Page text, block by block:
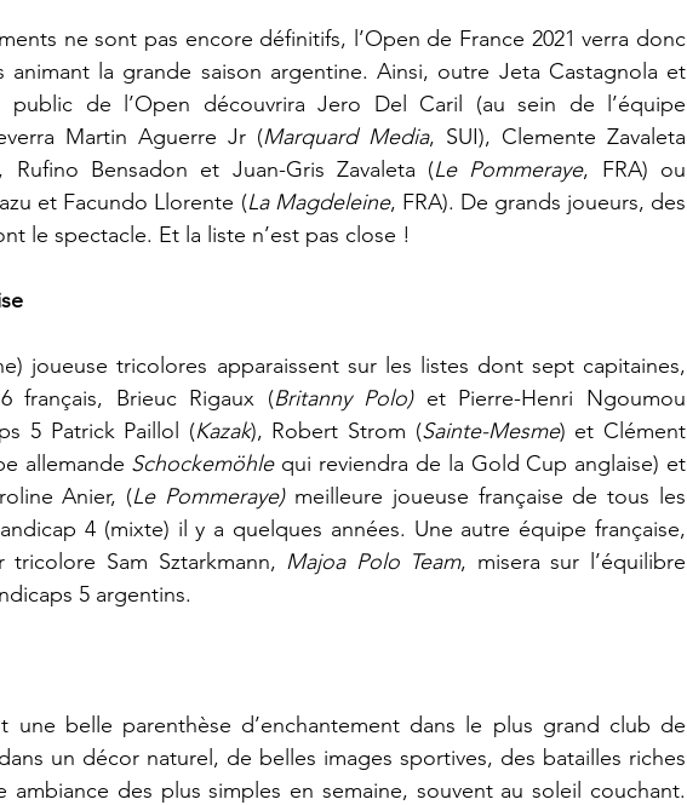
ne sont pas encore définitifs, l’Open de France 2021 verra donc
animant la grande saison argentine. Ainsi, outre Jeta Castagnola et
public de l’Open découvrira Jero Del Caril (au sein de l’équipe
Martin Aguerre Jr (Marquard Media, SUI), Clemente Zavaleta
Rufino Bensadon et Juan-Gris Zavaleta (Le Pommeraye, FRA) ou
et Facundo Llorente (La Magdeleine, FRA). De grands joueurs, des
le spectacle. Et la liste n’est pas close !
joueuse tricolores apparaissent sur les listes dont sept capitaines,
français, Brieuc Rigaux (Britanny Polo) et Pierre-Henri Ngoumou
5 Patrick Paillol (Kazak), Robert Strom (Sainte-Mesme) et Clément
allemande Schockemöhle qui reviendra de la Gold Cup anglaise) et
Anier, (Le Pommeraye) meilleure joueuse française de tous les
4 (mixte) il y a quelques années. Une autre équipe française,
Sam Sztarkmann, Majoa Polo Team, misera sur l’équilibre
5 argentins.
une belle parenthèse d’enchantement dans le plus grand club de
un décor naturel, de belles images sportives, des batailles riches
ambiance des plus simples en semaine, souvent au soleil couchant.